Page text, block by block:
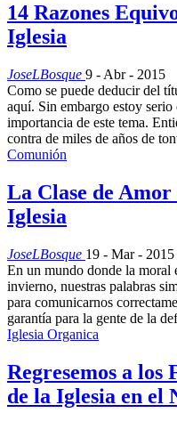
14 Razones
Iglesia
JoseLBosque 9 - Abr - 2015
Como se puede deducir del
aquí. Sin embargo estoy
importancia de este tema.
contra de miles de años de
Comunión
La Clase de
Iglesia
JoseLBosque 19 - Mar - 2015
En un mundo donde la moral
invierno, nuestras palabras
para comunicarnos
garantía para la gente de la
Iglesia Organica
Regresemos a los
de la Iglesia en el